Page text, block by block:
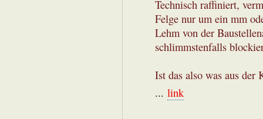
Technisch raffiniert,
Felge nur um ein mm
Lehm von der
schlimmstenfalls
Ist das also was aus der
... link